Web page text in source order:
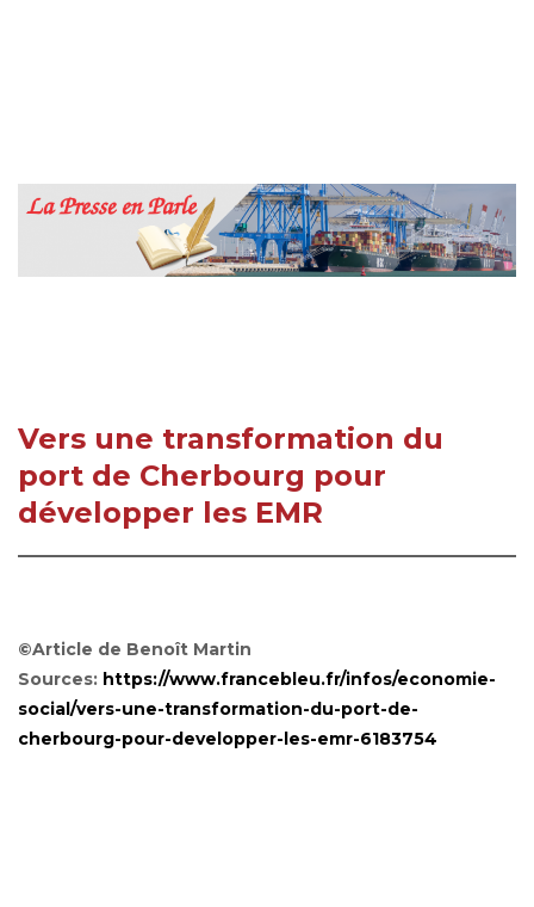
Vers une transformation du
port de Cherbourg pour
développer les EMR
©Article de Benoît Martin
Sources: https://www.francebleu.fr/infos/economie-
social/vers-une-transformation-du-port-de-
cherbourg-pour-developper-les-emr-6183754